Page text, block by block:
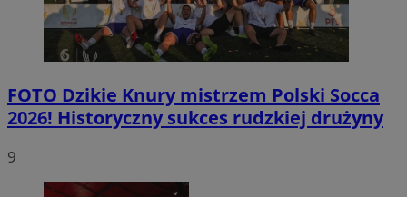
FOTO Dzikie Knury mistrzem Polski Socca
2026! Historyczny sukces rudzkiej drużyny
9